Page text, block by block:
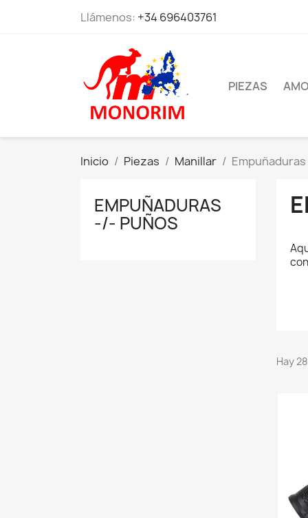
Llámenos: +34 696403761
PIEZAS
Inicio Piezas Manillar
EMPUÑADURAS
-/- PUÑOS
Hay